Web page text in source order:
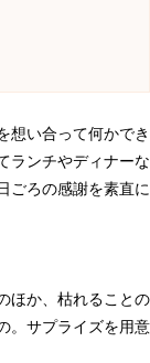
想い合って何かでき
ランチやディナーな
ごろの感謝を素直に
ほか、枯れることの
。サプライズを用意